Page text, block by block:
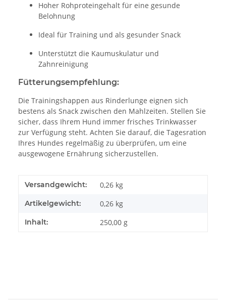
Hoher Rohproteingehalt für eine gesunde
Belohnung
Ideal für Training und als gesunder Snack
Unterstützt die Kaumuskulatur und
Zahnreinigung
Fütterungsempfehlung:
Die Trainingshappen aus Rinderlunge eignen sich
bestens als Snack zwischen den Mahlzeiten. Stellen Sie
sicher, dass Ihrem Hund immer frisches Trinkwasser
zur Verfügung steht. Achten Sie darauf, die Tagesration
Ihres Hundes regelmäßig zu überprüfen, um eine
ausgewogene Ernährung sicherzustellen.
Versandgewicht: 0,26 kg
Artikelgewicht: 0,26 kg
Inhalt: 250,00 g